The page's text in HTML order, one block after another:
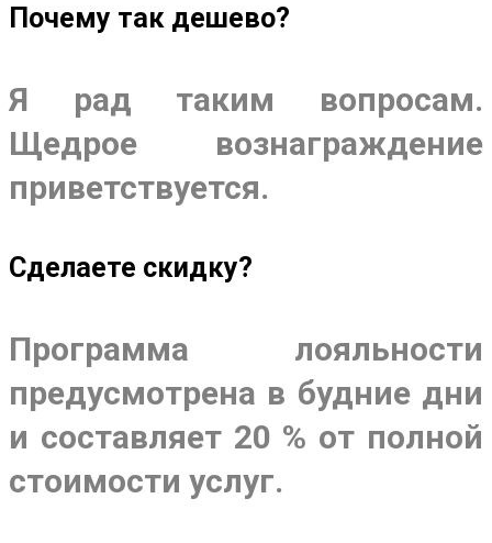
Почему так дешево?
Я рад таким вопросам.
Щедрое вознаграждение
приветствуется.
Сделаете скидку?
Программа лояльности
предусмотрена в будние дни
и составляет 20 % от полной
стоимости услуг.